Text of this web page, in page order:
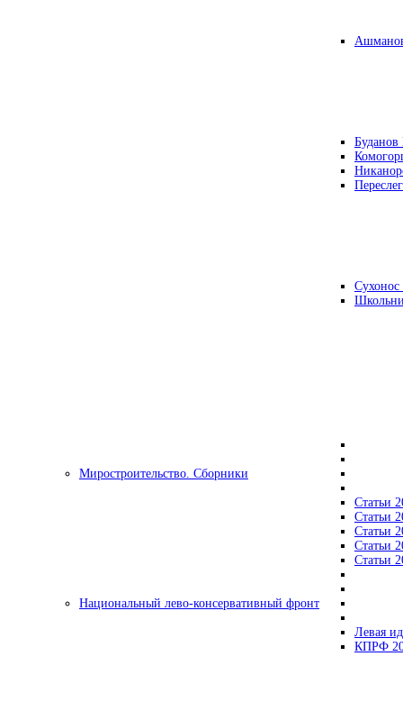
Буданов
Миростроительство. Сборники
Статьи
Статьи
Статьи
Статьи
Статьи
Национальный лево-консервативный фронт
Левая
КПРФ